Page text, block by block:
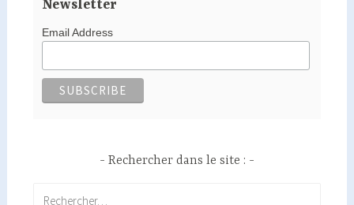
Newsletter
Email Address
Rechercher dans le site :